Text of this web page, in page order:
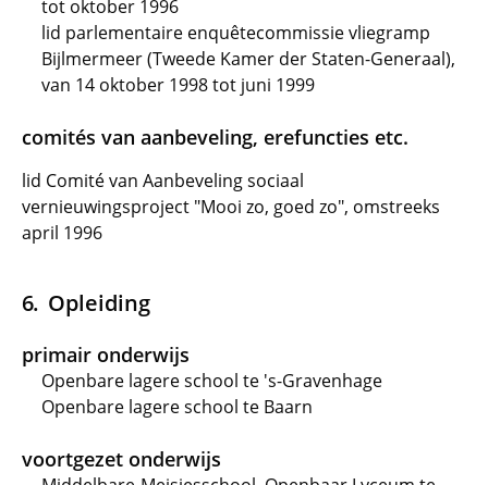
tot oktober 1996
lid parlementaire enquêtecommissie vliegramp
Bijlmermeer (Tweede Kamer der Staten-Generaal),
van 14 oktober 1998 tot juni 1999
comités van aanbeveling, erefuncties etc.
lid Comité van Aanbeveling sociaal
vernieuwingsproject "Mooi zo, goed zo", omstreeks
april 1996
Opleiding
primair onderwijs
Openbare lagere school te 's-Gravenhage
Openbare lagere school te Baarn
voortgezet onderwijs